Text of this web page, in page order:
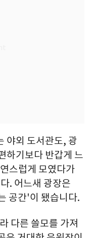
야외 도서관도, 광
하기보다 반갑게 느
스럽게 모였다가
. 어느새 광장은
공간'이 됐습니다.
다른 쓸모를 가져